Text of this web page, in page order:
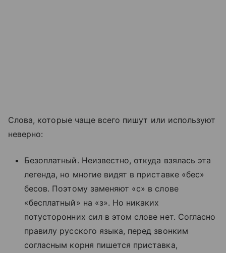
Слова, которые чаще всего пишут или используют
неверно:
Безоплатный. Неизвестно, откуда взялась эта
легенда, но многие видят в приставке «бес»
бесов. Поэтому заменяют «с» в слове
«бесплатный» на «з». Но никаких
потусторонних сил в этом слове нет. Согласно
правилу русского языка, перед звонким
согласным корня пишется приставка,